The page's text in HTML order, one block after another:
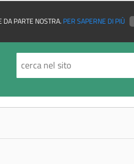
DA PARTE NOSTRA. PER SAPERNE DI PIÙ